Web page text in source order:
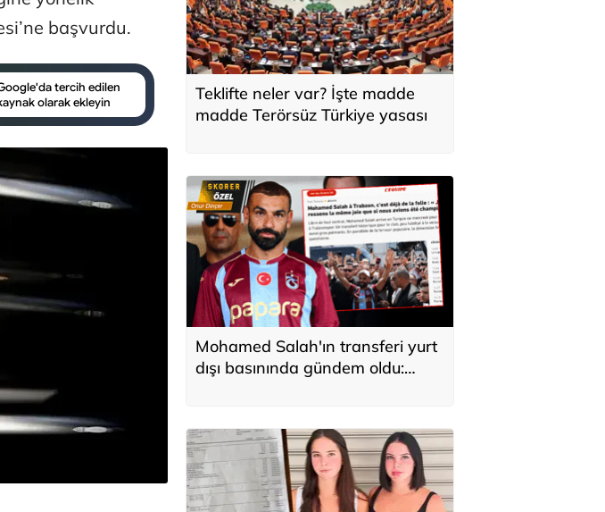
başvurdu.
tercih edilen
olarak ekleyin
Teklifte neler var? İşte madde
madde Terörsüz Türkiye yasası
Mohamed Salah'ın transferi yurt
dışı basınında gündem oldu: